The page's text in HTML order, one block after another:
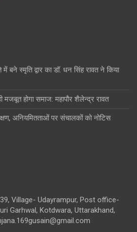
बने स्मृति द्वार का डॉ. धन सिंह रावत ने किया
मजबूत होगा समाज: महापौर शैलेन्द्र रावत
अनियमितताओं पर संचालकों को नोटिस
Village- Udayrampur, Post office-
Garhwal, Kotdwara, Uttarakhand,